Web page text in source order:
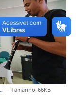
— Tamanho: 66KB